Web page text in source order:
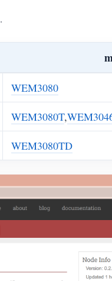
WEM3080
WEM3080T,
WEM3080TD